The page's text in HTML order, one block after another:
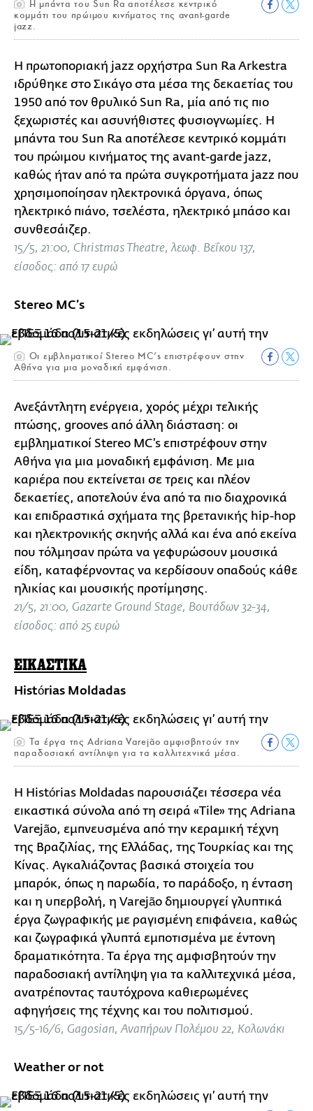
Η μπάντα του Sun Ra αποτέλεσε κεντρικό
κομμάτι του πρώιμου κινήματος της avant-garde
jazz.
H πρωτοποριακή jazz ορχήστρα Sun Ra Arkestra
ιδρύθηκε στο Σικάγο στα μέσα της δεκαετίας του
1950 από τον θρυλικό Sun Ra, μία από τις πιο
ξεχωριστές και ασυνήθιστες φυσιογνωμίες. Η
μπάντα του Sun Ra αποτέλεσε κεντρικό κομμάτι
του πρώιμου κινήματος της avant-garde jazz,
καθώς ήταν από τα πρώτα συγκροτήματα jazz που
χρησιμοποίησαν ηλεκτρονικά όργανα, όπως
ηλεκτρικό πιάνο, τσελέστα, ηλεκτρικό μπάσο και
συνθεσάιζερ.
15/5, 21:00, Christmas Theatre, λεωφ. Βεΐκου 137,
είσοδος: από 17 ευρώ
Stereo MC’s
Oι εμβληματικοί Stereo MC’s επιστρέφουν στην
Αθήνα για μια μοναδική εμφάνιση.
Ανεξάντλητη ενέργεια, χορός μέχρι τελικής
πτώσης, grooves από άλλη διάσταση: οι
εμβληματικοί Stereo MC’s επιστρέφουν στην
Αθήνα για μια μοναδική εμφάνιση. Με μια
καριέρα που εκτείνεται σε τρεις και πλέον
δεκαετίες, αποτελούν ένα από τα πιο διαχρονικά
και επιδραστικά σχήματα της βρετανικής hip-hop
και ηλεκτρονικής σκηνής αλλά και ένα από εκείνα
που τόλμησαν πρώτα να γεφυρώσουν μουσικά
είδη, καταφέρνοντας να κερδίσουν οπαδούς κάθε
ηλικίας και μουσικής προτίμησης.
21/5, 21:00, Gazarte Ground Stage, Βουτάδων 32-34,
είσοδος: από 25 ευρώ
ΕΙΚΑΣΤΙΚΑ
Histórias Moldadas
Τα έργα της Adriana Varejão αμφισβητούν την
παραδοσιακή αντίληψη για τα καλλιτεχνικά μέσα.
Η Histórias Moldadas παρουσιάζει τέσσερα νέα
εικαστικά σύνολα από τη σειρά «Tile» της Adriana
Varejão, εμπνευσμένα από την κεραμική τέχνη
της Βραζιλίας, της Ελλάδας, της Τουρκίας και της
Κίνας. Αγκαλιάζοντας βασικά στοιχεία του
μπαρόκ, όπως η παρωδία, το παράδοξο, η ένταση
και η υπερβολή, η Varejão δημιουργεί γλυπτικά
έργα ζωγραφικής με ραγισμένη επιφάνεια, καθώς
και ζωγραφικά γλυπτά εμποτισμένα με έντονη
δραματικότητα. Τα έργα της αμφισβητούν την
παραδοσιακή αντίληψη για τα καλλιτεχνικά μέσα,
ανατρέποντας ταυτόχρονα καθιερωμένες
αφηγήσεις της τέχνης και του πολιτισμού.
15/5-16/6, Gagosian, Αναπήρων Πολέμου 22, Κολωνάκι
Weather or not